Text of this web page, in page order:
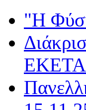
"Η
ΕΚΕΤΑ